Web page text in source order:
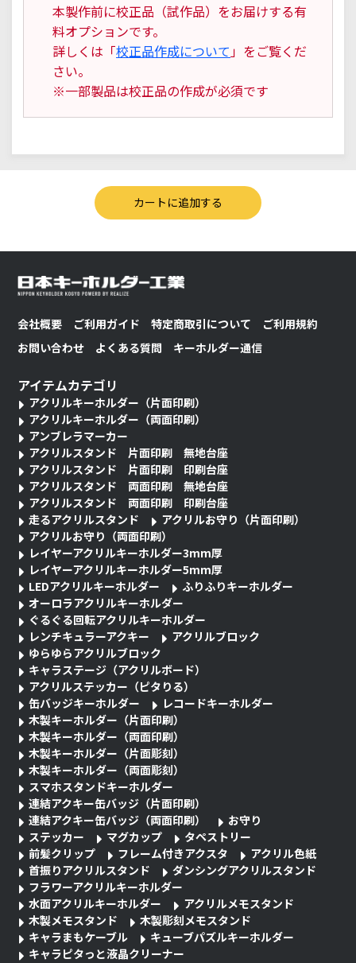
本製作前に校正品（試作品）をお届けする有
料オプションです。
詳しくは「校正品作成について 」をご覧くだ
さい。
※一部製品は校正品の作成が必須です
会社概要 ご利用ガイド 特定商取引について
ご利用規約
お問い合わせ
よくある質問 キーホルダー通信
アイテムカテゴリ
アクリルキーホルダー（片面印刷）
アクリルキーホルダー（両面印刷）
アンブレラマーカー
アクリルスタンド 片面印刷 無地台座
アクリルスタンド 片面印刷 印刷台座
アクリルスタンド 両面印刷 無地台座
アクリルスタンド 両面印刷 印刷台座
走るアクリルスタンド
アクリルお守り（片面印刷）
アクリルお守り（両面印刷）
レイヤーアクリルキーホルダー3mm厚
レイヤーアクリルキーホルダー5mm厚
LEDアクリルキーホルダー
ふりふりキーホルダー
オーロラアクリルキーホルダー
ぐるぐる回転アクリルキーホルダー
レンチキュラーアクキー
アクリルブロック
ゆらゆらアクリルブロック
キャラステージ（アクリルボード）
アクリルステッカー（ピタりる）
缶バッジキーホルダー
レコードキーホルダー
木製キーホルダー（片面印刷）
木製キーホルダー（両面印刷）
木製キーホルダー（片面彫刻）
木製キーホルダー（両面彫刻）
スマホスタンドキーホルダー
連結アクキー缶バッジ（片面印刷）
連結アクキー缶バッジ（両面印刷）
お守り
ステッカー
マグカップ
タペストリー
前髪クリップ
フレーム付きアクスタ
アクリル色紙
首振りアクリルスタンド
ダンシングアクリルスタンド
フラワーアクリルキーホルダー
水面アクリルキーホルダー
アクリルメモスタンド
木製メモスタンド
木製彫刻メモスタンド
キャラまもケーブル
キューブパズルキーホルダー
キャラピタっと液晶クリーナー